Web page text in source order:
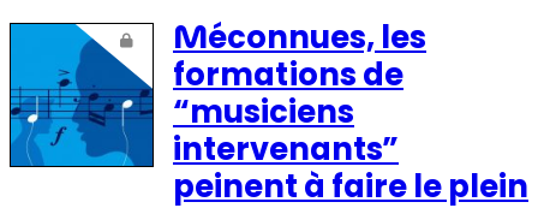
Méconnues, les
formations de
“musiciens
intervenants”
peinent à faire le plein